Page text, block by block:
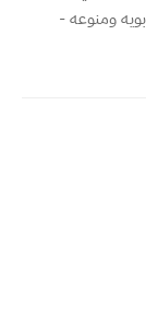
ومنوعه -